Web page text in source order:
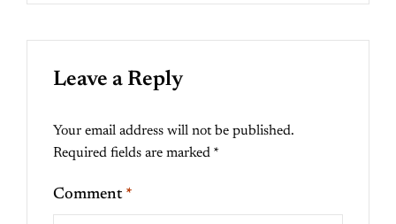
Leave a Reply
Your email address will not be published.
Required fields are marked *
Comment *